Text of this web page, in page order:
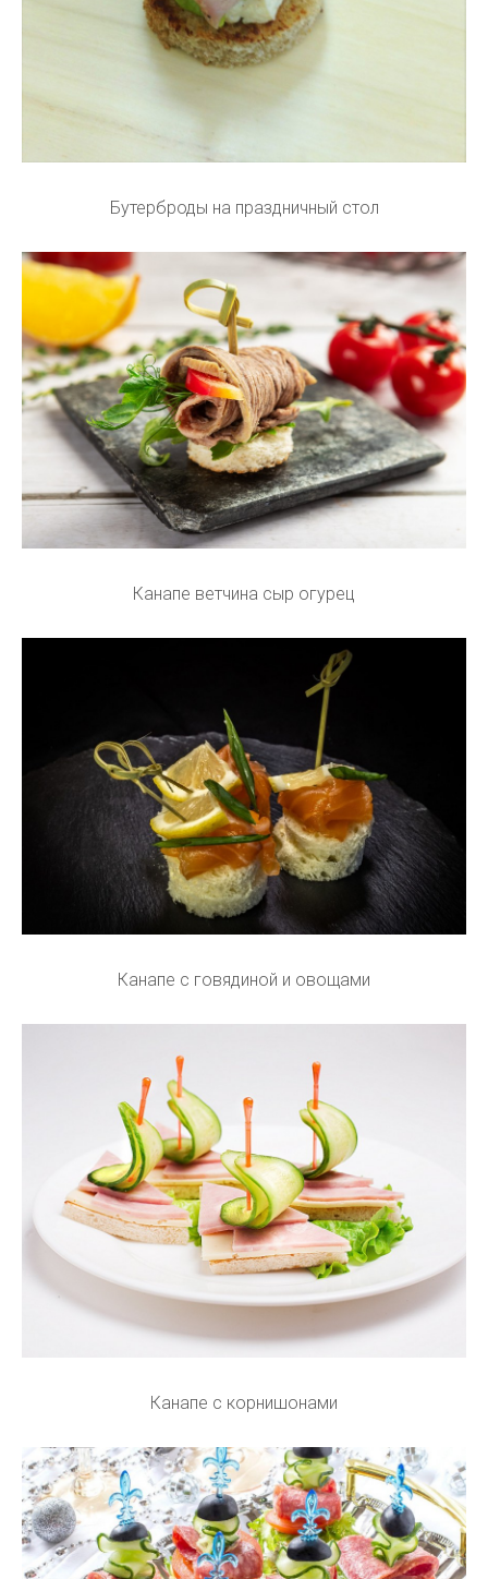
Бутерброды на праздничный стол
Канапе ветчина сыр огурец
Канапе с говядиной и овощами
Канапе с корнишонами